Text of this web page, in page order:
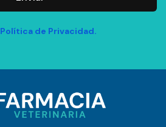
Política de Privacidad.